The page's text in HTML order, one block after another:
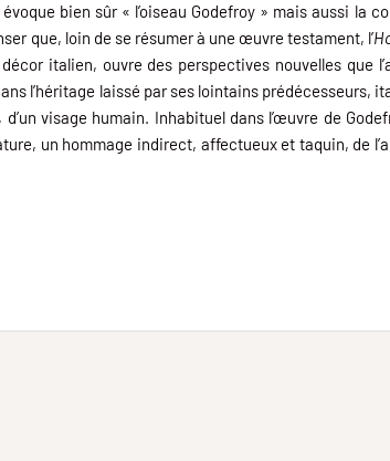
bien sûr « l’oiseau Godefroy » mais aussi la
que, loin de se résumer à une œuvre testament, l’
italien, ouvre des perspectives nouvelles que
l’héritage laissé par ses lointains prédécesseurs,
visage humain. Inhabituel dans l’œuvre de
un hommage indirect, affectueux et taquin, de